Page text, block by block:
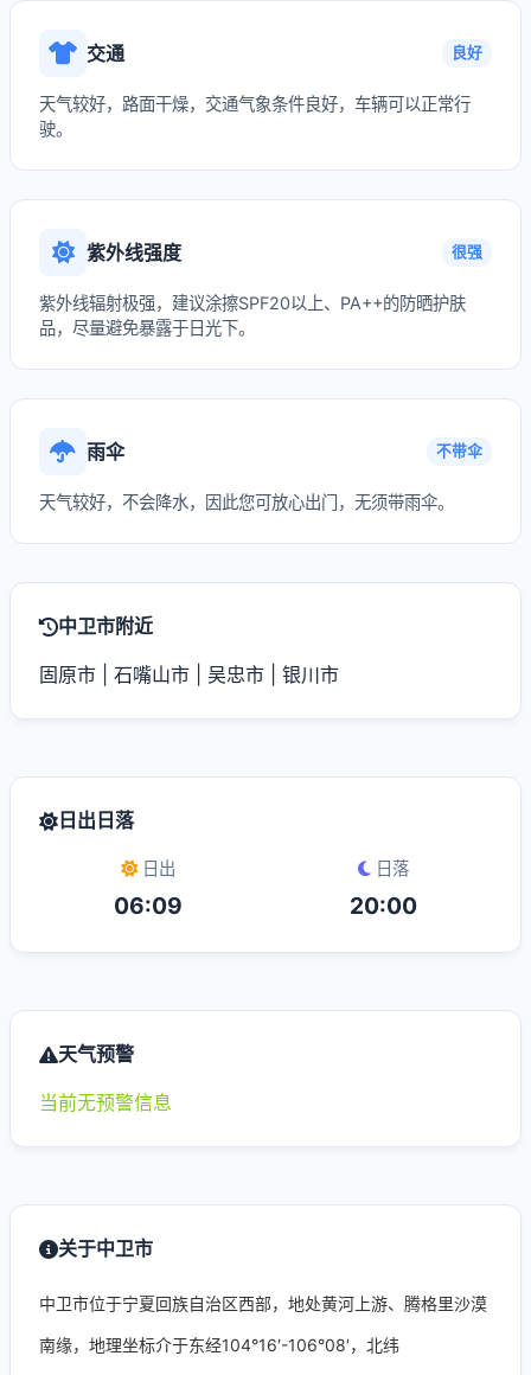
交通 良好
天气较好，路面干燥，交通气象条件良好，车辆可以正常行
驶。
紫外线强度 很强
紫外线辐射极强，建议涂擦SPF20以上、PA++的防晒护肤
品，尽量避免暴露于日光下。
雨伞 不带伞
天气较好，不会降水，因此您可放心出门，无须带雨伞。
中卫市附近
固原市 石嘴山市 吴忠市 银川市
日出日落
日出
06:09
日落
20:00
天气预警
当前无预警信息
关于中卫市
中卫市位于宁夏回族自治区西部，地处黄河上游、腾格里沙漠
南缘，地理坐标介于东经104°16′-106°08′，北纬